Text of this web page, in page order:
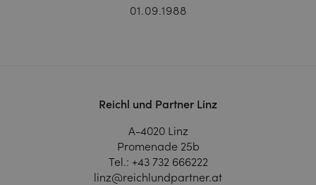
01.09.1988
Reichl und Partner Linz
A-4020 Linz
Promenade 25b
Tel.: +43 732 666222
linz@reichlundpartner.at